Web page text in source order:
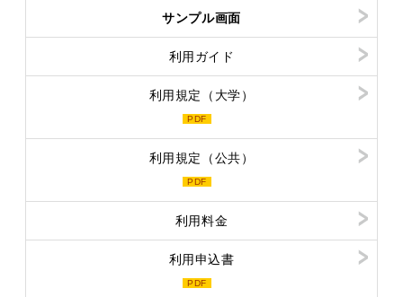
サンプル画面
利用ガイド
利用規定（大学）
PDF
利用規定（公共）
PDF
利用料金
利用申込書
PDF